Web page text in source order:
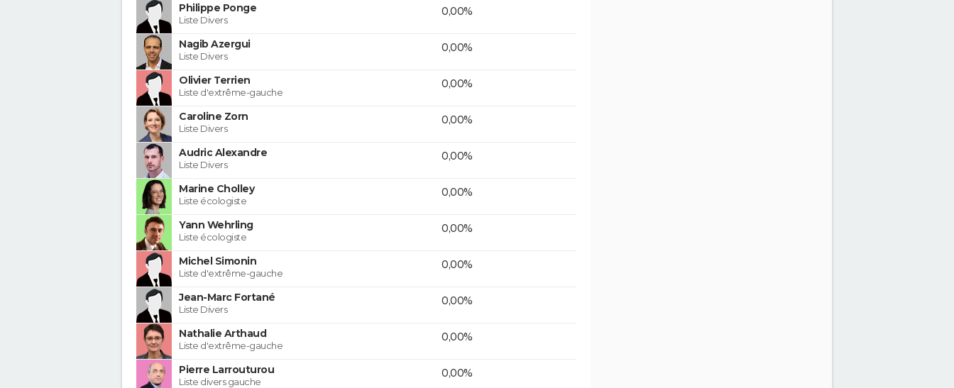
Philippe Ponge
Liste Divers
0,00%
Nagib Azergui
Liste Divers
0,00%
Olivier Terrien
Liste d'extrême-gauche
0,00%
Caroline Zorn
Liste Divers
0,00%
Audric Alexandre
Liste Divers
0,00%
Marine Cholley
Liste écologiste
0,00%
Yann Wehrling
Liste écologiste
0,00%
Michel Simonin
Liste d'extrême-gauche
0,00%
Jean-Marc Fortané
Liste Divers
0,00%
Nathalie Arthaud
Liste d'extrême-gauche
0,00%
Pierre Larrouturou
Liste divers gauche
0,00%